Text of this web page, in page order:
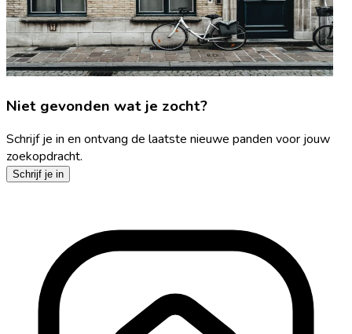
Niet gevonden wat je zocht?
Schrijf je in en ontvang de laatste nieuwe panden voor jouw
zoekopdracht.
Schrijf je in